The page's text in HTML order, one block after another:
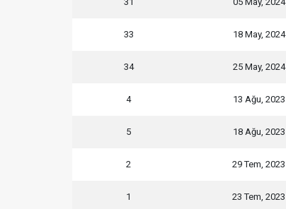
33 18 May, 2024
34 25 May, 2024
4 13 Ağu, 2023
5 18 Ağu, 2023
2 29 Tem, 2023
1 23 Tem, 2023